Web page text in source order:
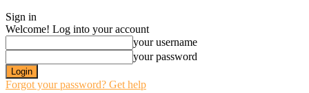
Sign in
Welcome! Log into your account
your username
your password
Forgot your password? Get help